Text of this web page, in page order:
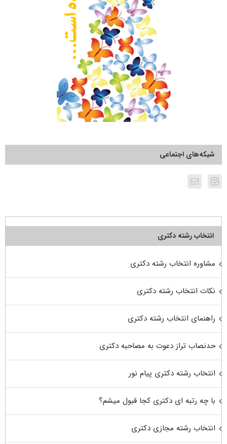
شبکه‌های اجتماعی
انتخاب رشته دکتری
مشاوره انتخاب رشته دکتری
نکات انتخاب رشته دکتری
راهنمای انتخاب رشته دکتری
حدنصاب تراز دعوت به مصاحبه دکتری
انتخاب رشته دکتری پیام نور
با چه رتبه ای دکتری کجا قبول میشم؟
انتخاب رشته مجازی دکتری